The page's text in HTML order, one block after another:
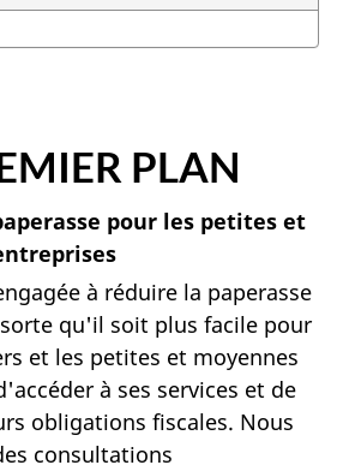
PLAN
pour les petites et
à réduire la paperasse
qu'il soit plus facile pour
et les petites et moyennes
à ses services et de
obligations fiscales. Nous
consultations